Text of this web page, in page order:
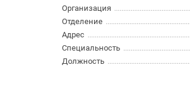
Организация
Отделение
Адрес
Специальность
Должность